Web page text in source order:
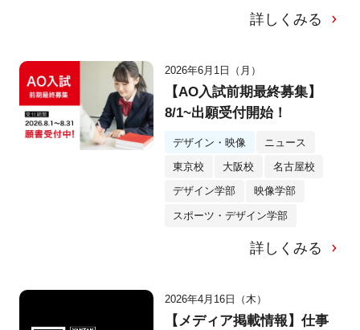
詳しくみる
2026年6月1日（月）
【AO入試前期最終募集】
8/1~出願受付開始！
デザイン・映像 ニュース
東京校 大阪校 名古屋校
デザイン学部 映像学部
スポーツ・デザイン学部
詳しくみる
2026年4月16日（木）
【メディア掲載情報】仕事